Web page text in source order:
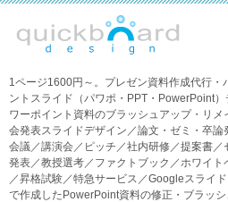
1ページ1600円～。プレゼン資料作成代行・
ントスライド（パワポ・PPT・PowerPoint
ワーポイント資料のブラッシュアップ・リ
会発表スライドデザイン／論文・ゼミ・卒
会議／講演会／ピッチ／社内研修／提案書
発表／教授選考／ファクトブック／ホワイ
／昇格試験／特急サービス／Googleスライ
で作成したPowerPoint資料の修正・ブラッシ